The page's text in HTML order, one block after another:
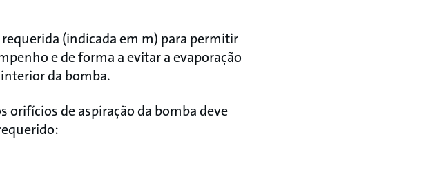
(indicada em m) para permitir
e de forma a evitar a evaporação
da bomba.
orifícios de aspiração da bomba deve